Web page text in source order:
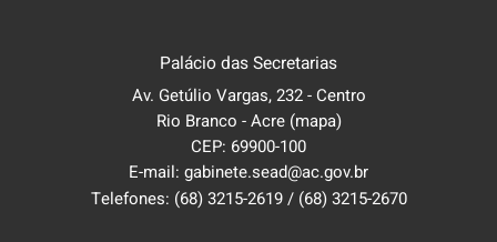
Palácio das Secretarias
Av. Getúlio Vargas, 232 - Centro
Rio Branco - Acre (mapa)
CEP: 69900-100
E-mail: gabinete.sead@ac.gov.br
Telefones: (68) 3215-2619/ (68) 3215-2670